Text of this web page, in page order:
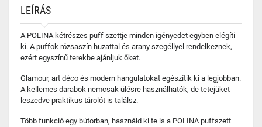
LEÍRÁS
A POLINA kétrészes puff szettje minden igényedet egyben elégíti
ki. A puffok rózsaszín huzattal és arany szegéllyel rendelkeznek,
ezért egyszínű terekbe ajánljuk őket.
Glamour, art déco és modern hangulatokat egészítik ki a legjobban.
A kellemes darabok nemcsak ülésre használhatók, de tetejüket
leszedve praktikus tárolót is találsz.
Több funkció egy bútorban, használd ki te is a POLINA puffszett